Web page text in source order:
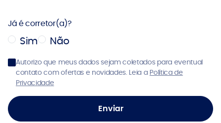
Já é corretor(a)?
Sim Não
Autorizo que meus dados sejam coletados para eventual
contato com ofertas e novidades. Leia a Política de
Privacidade
Enviar